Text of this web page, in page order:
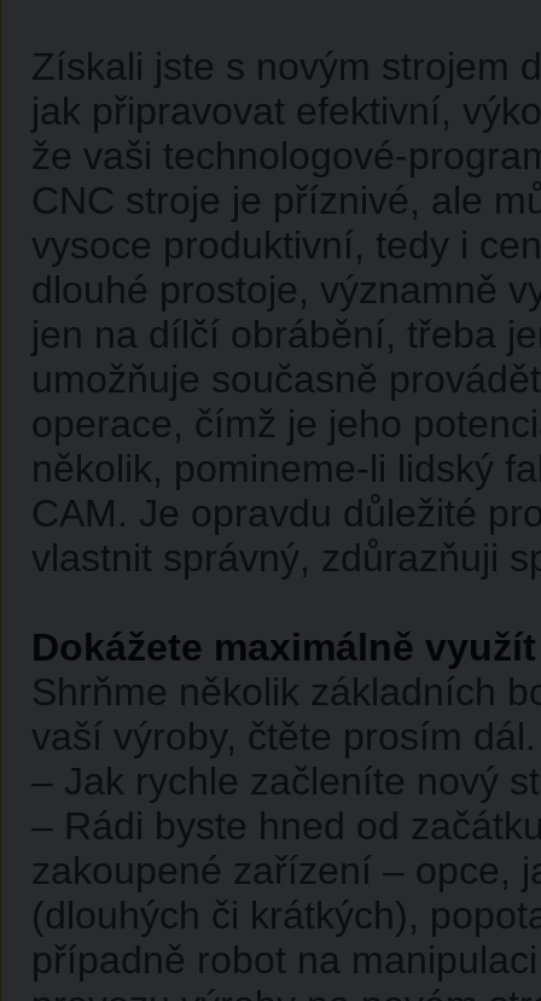
Získali jste s novým strojem
jak připravovat efektivní,
že vaši technologové-
CNC stroje je příznivé, ale
vysoce produktivní, tedy i
dlouhé prostoje, významně
jen na dílčí obrábění, třeba
umožňuje současně
operace, čímž je jeho
několik, pomineme-li lidský
CAM. Je opravdu důležité
vlastnit správný, zdůrazňuji
Dokážete maximálně
Shrňme několik základních
vaší výroby, čtěte prosím dál.
– Jak rychle začleníte nový
– Rádi byste hned od
zakoupené zařízení – opce,
(dlouhých či krátkých),
případně robot na